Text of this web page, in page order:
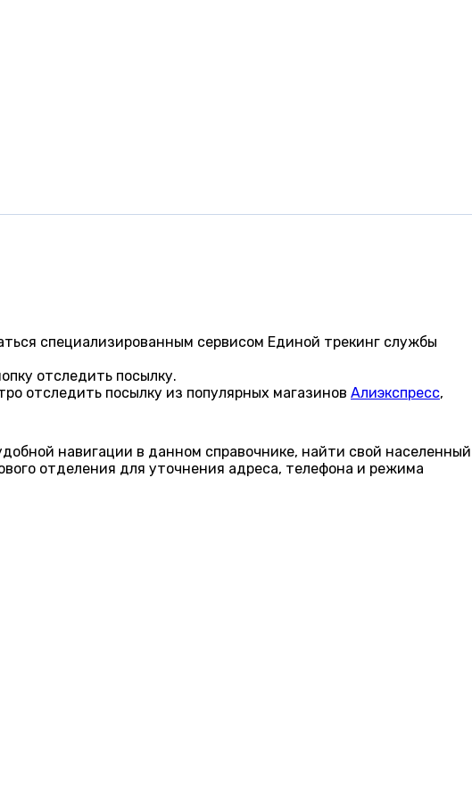
специализированным сервисом Единой трекинг службы
отследить посылку.
отследить посылку из популярных магазинов Алиэкспресс,
навигации в данном справочнике, найти свой населенный
отделения для уточнения адреса, телефона и режима